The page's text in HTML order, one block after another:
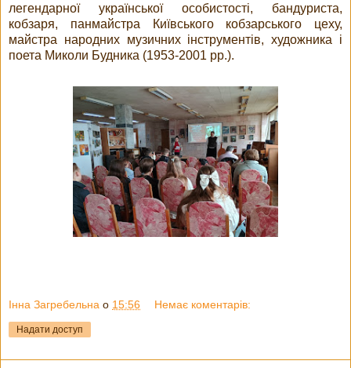
легендарної української особистості, бандуриста,
кобзаря, панмайстра Київського кобзарського цеху,
майстра народних музичних інструментів, художника і
поета Миколи Будника (1953-2001 рр.).
Інна Загребельна о 15:56 Немає коментарів:
Надати доступ